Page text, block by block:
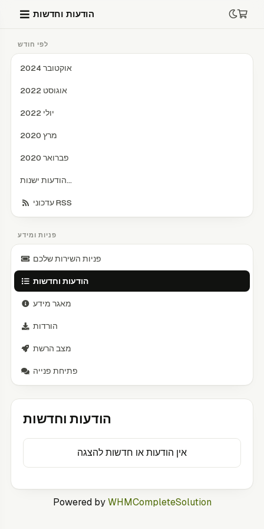
הודעות וחדשות
לפי חודש
אוקטובר 2024
אוגוסט 2022
יולי 2022
מרץ 2020
פברואר 2020
הודעות ישנות...
עדכוני RSS
פניות ומידע
פניות השירות שלכם
הודעות וחדשות
מאגר מידע
הורדות
מצב הרשת
פתיחת פנייה
הודעות וחדשות
אין הודעות או חדשות להצגה
Powered byWHMCompleteSolution